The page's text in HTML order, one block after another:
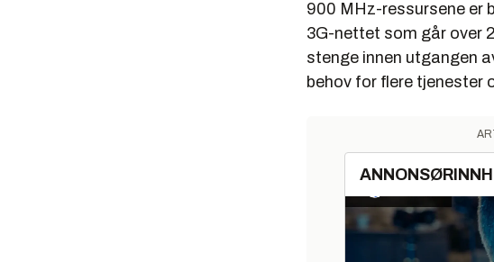
900 MHz-ressursene er
3G-nettet som går over
stenge innen utgangen
behov for flere tjenester